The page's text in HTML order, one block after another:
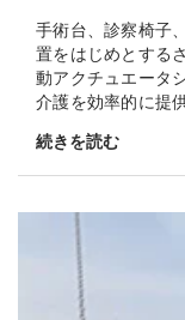
手術台、診察椅子
置をはじめとする
動アクチュエータ
介護を効率的に提
続きを読む